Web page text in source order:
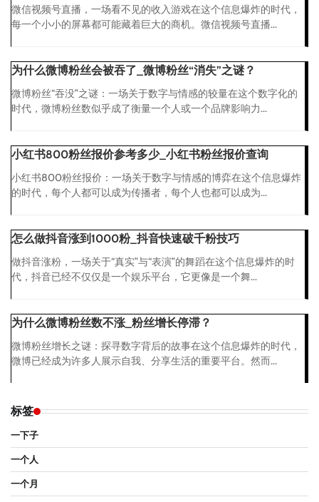
微信视频号直播，一场看不见的收入游戏在这个信息爆炸的时代，
每一个小小的屏幕都可能藏着巨大的商机。微信视频号直播...
为什么微博粉丝会被吞了_微博粉丝“消失”之谜？
微博粉丝“吞没”之谜：一场关于数字与情感的较量在这个数字化的
时代，微博粉丝数似乎成了衡量一个人或一个品牌影响力...
小红书800粉丝报价参考多少_小红书粉丝报价查询
小红书800粉丝报价：一场关于数字与情感的博弈在这个信息爆炸
的时代，每个人都可以成为传播者，每个人也都可以成为...
怎么做抖音涨到1000粉_抖音快速破千粉技巧
做抖音涨粉，一场关于“真实”与“表演”的舞蹈在这个信息爆炸的时
代，抖音已经不仅仅是一个娱乐平台，它更像是一个舞...
为什么微博粉丝数不涨_粉丝增长停滞？
微博粉丝增长之谜：探寻数字背后的故事在这个信息爆炸的时代，
微博已经成为许多人展示自我、分享生活的重要平台。然而...
标签
一下子
一个人
一个月